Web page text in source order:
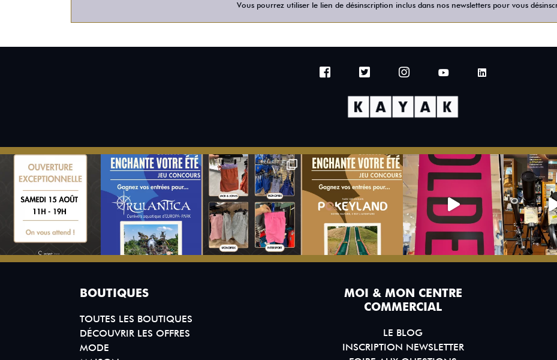
Vous pourrez utiliser le lien de désinscription inclus dans nos newsletters pour vous
BOUTIQUES
TOUTES LES BOUTIQUES
DÉCOUVRIR LES OFFRES
MODE
MOI & MON CENTRE
COMMERCIAL
LE BLOG
INSCRIPTION NEWSLETTER